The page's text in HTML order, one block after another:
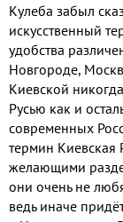
Кулеба забыл
искусственный
удобства
Новгороде,
Киевской
Русью как и
современных
термин Киевская
желающими
они очень не
ведь иначе